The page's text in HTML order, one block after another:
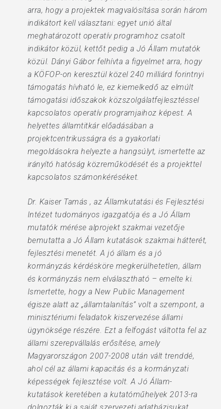
arra, hogy a projektek magvalósítása során három
indikátort kell választani: egyet unió által
meghatározott operatív programhoz csatolt
indikátor közül, kettőt pedig a Jó Állam mutatók
közül. Dányi Gábor felhívta a figyelmet arra, hogy
a KÖFOP-on keresztül közel 240 milliárd forintnyi
támogatás hívható le, ez kiemelkedő az elmúlt
támogatási időszakok közszolgálatfejlesztéssel
kapcsolatos operatív programjaihoz képest. A
helyettes államtitkár előadásában a
projektcentrikusságra és a gyakorlati
megoldásokra helyezte a hangsúlyt, ismertette az
irányító hatóság közreműködését és a projekttel
kapcsolatos számonkéréséket.
Dr. Kaiser Tamás , az Államkutatási és Fejlesztési
Intézet tudományos igazgatója és a Jó Állam
mutatók mérése alprojekt szakmai vezetője
bemutatta a Jó Állam kutatások szakmai hátterét,
fejlesztési menetét. A jó állam és a jó
kormányzás kérdésköre megkerülhetetlen, állam
és kormányzás nem elválasztható – emelte ki.
Ismertette, hogy a New Public Management
égisze alatt az „államtalanítás” volt a szempont, a
minisztériumi feladatok kiszervezése állami
ügynöksége részére. Ezt a felfogást váltotta fel az
állami szerepvállalás erősítése, amely
Magyarországon 2007-2008 után vált trenddé,
ahol cél az állami kapacitás és a kormányzati
képességek fejlesztése volt. A Jó Állam-
kutatások keretében a kutatóműhelyek 2013-ra